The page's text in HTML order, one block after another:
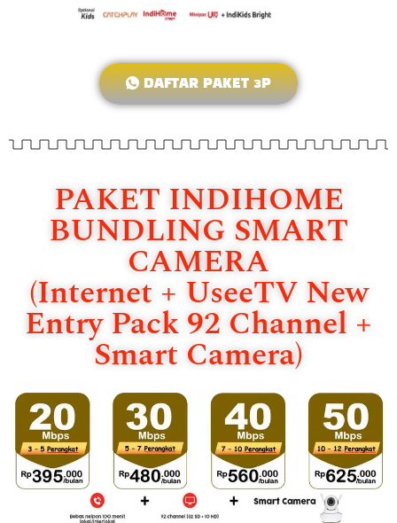
DAFTAR PAKET 3P
PAKET INDIHOME
BUNDLING SMART
CAMERA
(Internet + UseeTV New
Entry Pack 92 Channel +
Smart Camera)